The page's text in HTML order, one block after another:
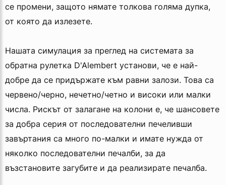
се промени, защото нямате толкова голяма дупка,
от която да излезете.
Нашата симулация за преглед на системата за
обратна рулетка D'Alembert установи, че е най-
добре да се придържате към равни залози. Това са
червено/черно, нечетно/четно и високи или малки
числа. Рискът от залагане на колони е, че шансовете
за добра серия от последователни печеливши
завъртания са много по-малки и имате нужда от
няколко последователни печалби, за да
възстановите загубите и да реализирате печалба.